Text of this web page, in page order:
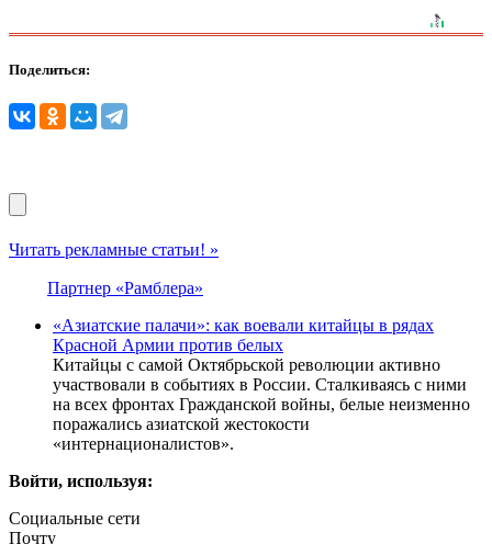
Поделиться:
Читать рекламные статьи! »
Партнер «Рамблера»
«Азиатские палачи»: как воевали китайцы в рядах
Красной Армии против белых
Китайцы с самой Октябрьской революции активно
участвовали в событиях в России. Сталкиваясь с ними
на всех фронтах Гражданской войны, белые неизменно
поражались азиатской жестокости
«интернационалистов».
Войти, используя:
Социальные сети
Почту